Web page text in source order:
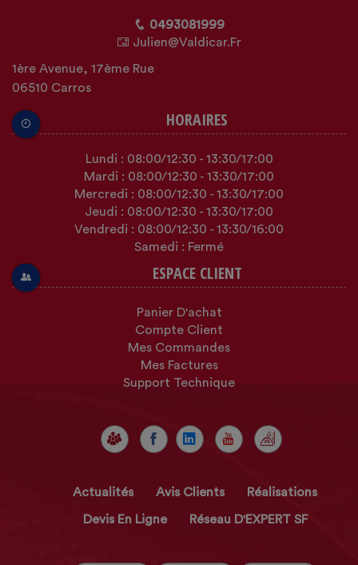
0493081999
Julien@valdicar.fr
1ère Avenue, 17ème Rue
06510 Carros
HORAIRES
Lundi : 08:00/12:30 - 13:30/17:00
Mardi : 08:00/12:30 - 13:30/17:00
Mercredi : 08:00/12:30 - 13:30/17:00
Jeudi : 08:00/12:30 - 13:30/17:00
Vendredi : 08:00/12:30 - 13:30/16:00
Samedi : Fermé
ESPACE CLIENT
Panier D'achat
Compte Client
Mes Commandes
Mes Factures
Support Technique
Actualités Avis Clients Réalisations
Devis En Ligne Réseau D'EXPERT SF